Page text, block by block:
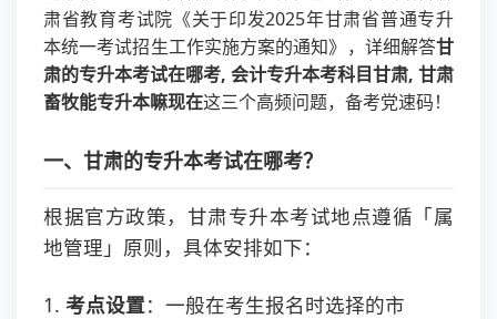
肃省教育考试院《关于印发2025年甘肃省普通专升
本统一考试招生工作实施方案的通知》，详细解答甘
肃的专升本考试在哪考, 会计专升本考科目甘肃, 甘肃
畜牧能专升本嘛现在这三个高频问题，备考党速码！
一、甘肃的专升本考试在哪考？
根据官方政策，甘肃专升本考试地点遵循「属
地管理」原则，具体安排如下：
考点设置：一般在考生报名时选择的市